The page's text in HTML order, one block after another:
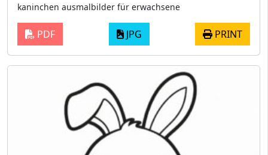
kaninchen ausmalbilder für erwachsene
PDF JPG PRINT